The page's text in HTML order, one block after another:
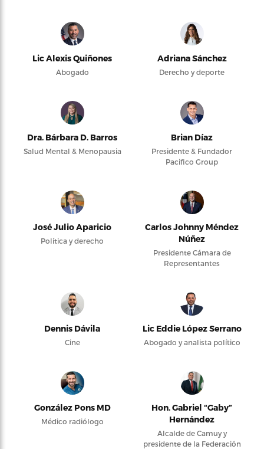
Lic Alexis Quiñones
Abogado
Adriana Sánchez
Derecho y deporte
Dra. Bárbara D. Barros
Salud Mental & Menopausia
Brian Díaz
Presidente & Fundador
Pacifico Group
José Julio Aparicio
Política y derecho
Carlos Johnny Méndez
Núñez
Presidente Cámara de
Representantes
Dennis Dávila
Cine
Lic Eddie López Serrano
Abogado y analista político
González Pons MD
Médico radiólogo
Hon. Gabriel “Gaby”
Hernández
Alcalde de Camuy y
presidente de la Federación